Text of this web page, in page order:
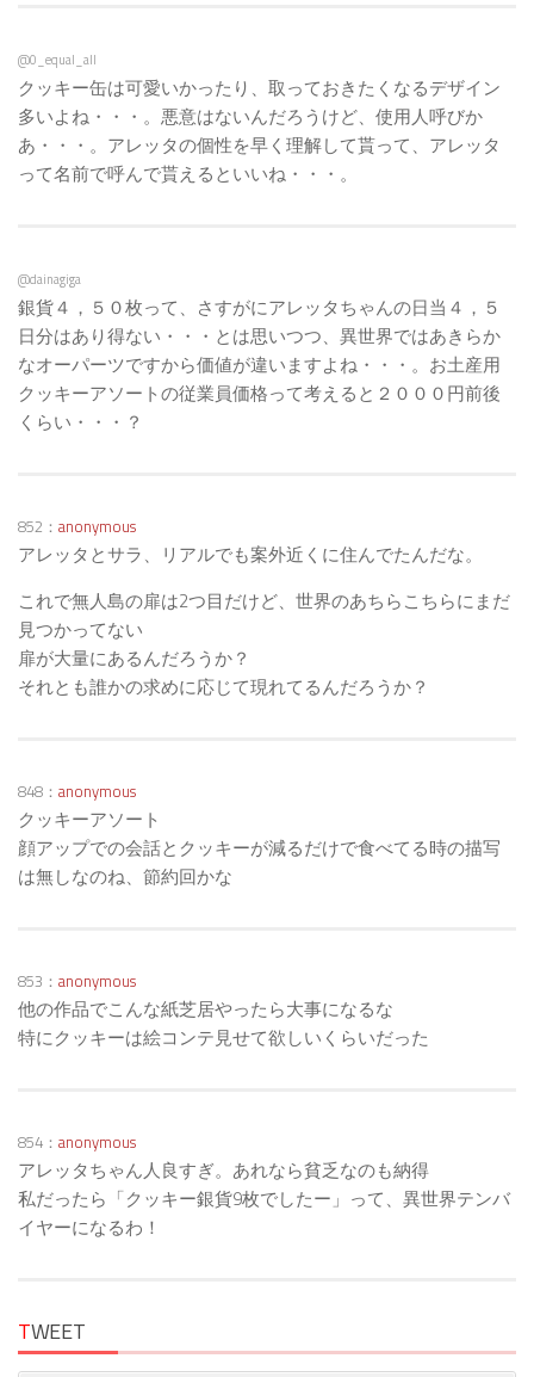
@0_equal_all
クッキー缶は可愛いかったり、取っておきたくなるデザイン
多いよね・・・。悪意はないんだろうけど、使用人呼びか
あ・・・。アレッタの個性を早く理解して貰って、アレッタ
って名前で呼んで貰えるといいね・・・。
@dainagiga
銀貨４，５０枚って、さすがにアレッタちゃんの日当４，５
日分はあり得ない・・・とは思いつつ、異世界ではあきらか
なオーパーツですから価値が違いますよね・・・。お土産用
クッキーアソートの従業員価格って考えると２０００円前後
くらい・・・？
852： anonymous
アレッタとサラ、リアルでも案外近くに住んでたんだな。
これで無人島の扉は2つ目だけど、世界のあちらこちらにまだ
見つかってない
扉が大量にあるんだろうか？
それとも誰かの求めに応じて現れてるんだろうか？
848： anonymous
クッキーアソート
顔アップでの会話とクッキーが減るだけで食べてる時の描写
は無しなのね、節約回かな
853： anonymous
他の作品でこんな紙芝居やったら大事になるな
特にクッキーは絵コンテ見せて欲しいくらいだった
854： anonymous
アレッタちゃん人良すぎ。あれなら貧乏なのも納得
私だったら「クッキー銀貨9枚でしたー」って、異世界テンバ
イヤーになるわ！
TWEET